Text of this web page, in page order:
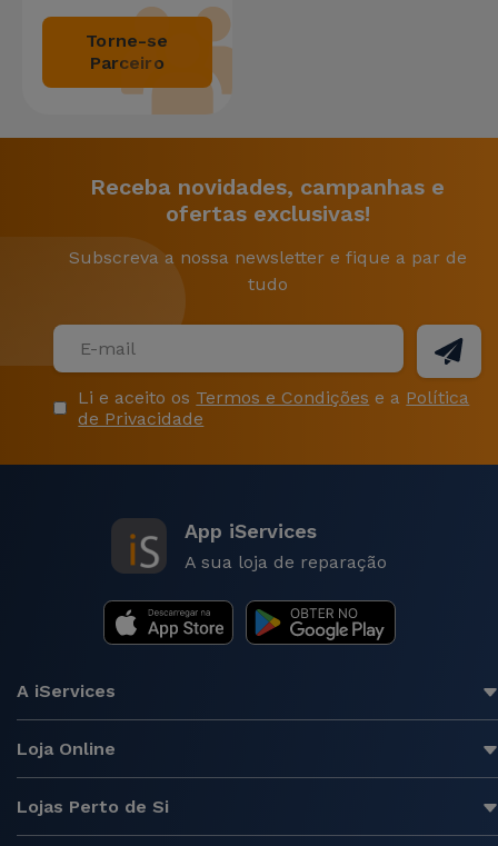
Torne-se
Parceiro
Receba novidades, campanhas e
ofertas exclusivas!
Subscreva a nossa newsletter e fique a par de
tudo
Li e aceito os Termos e Condições e a Política
de Privacidade
App iServices
A sua loja de reparação
A iServices
Loja Online
Lojas Perto de Si